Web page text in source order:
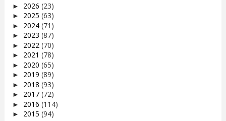
► 2026 (23)
► 2025 (63)
► 2024 (71)
► 2023 (87)
► 2022 (70)
► 2021 (78)
► 2020 (65)
► 2019 (89)
► 2018 (93)
► 2017 (72)
► 2016 (114)
► 2015 (94)